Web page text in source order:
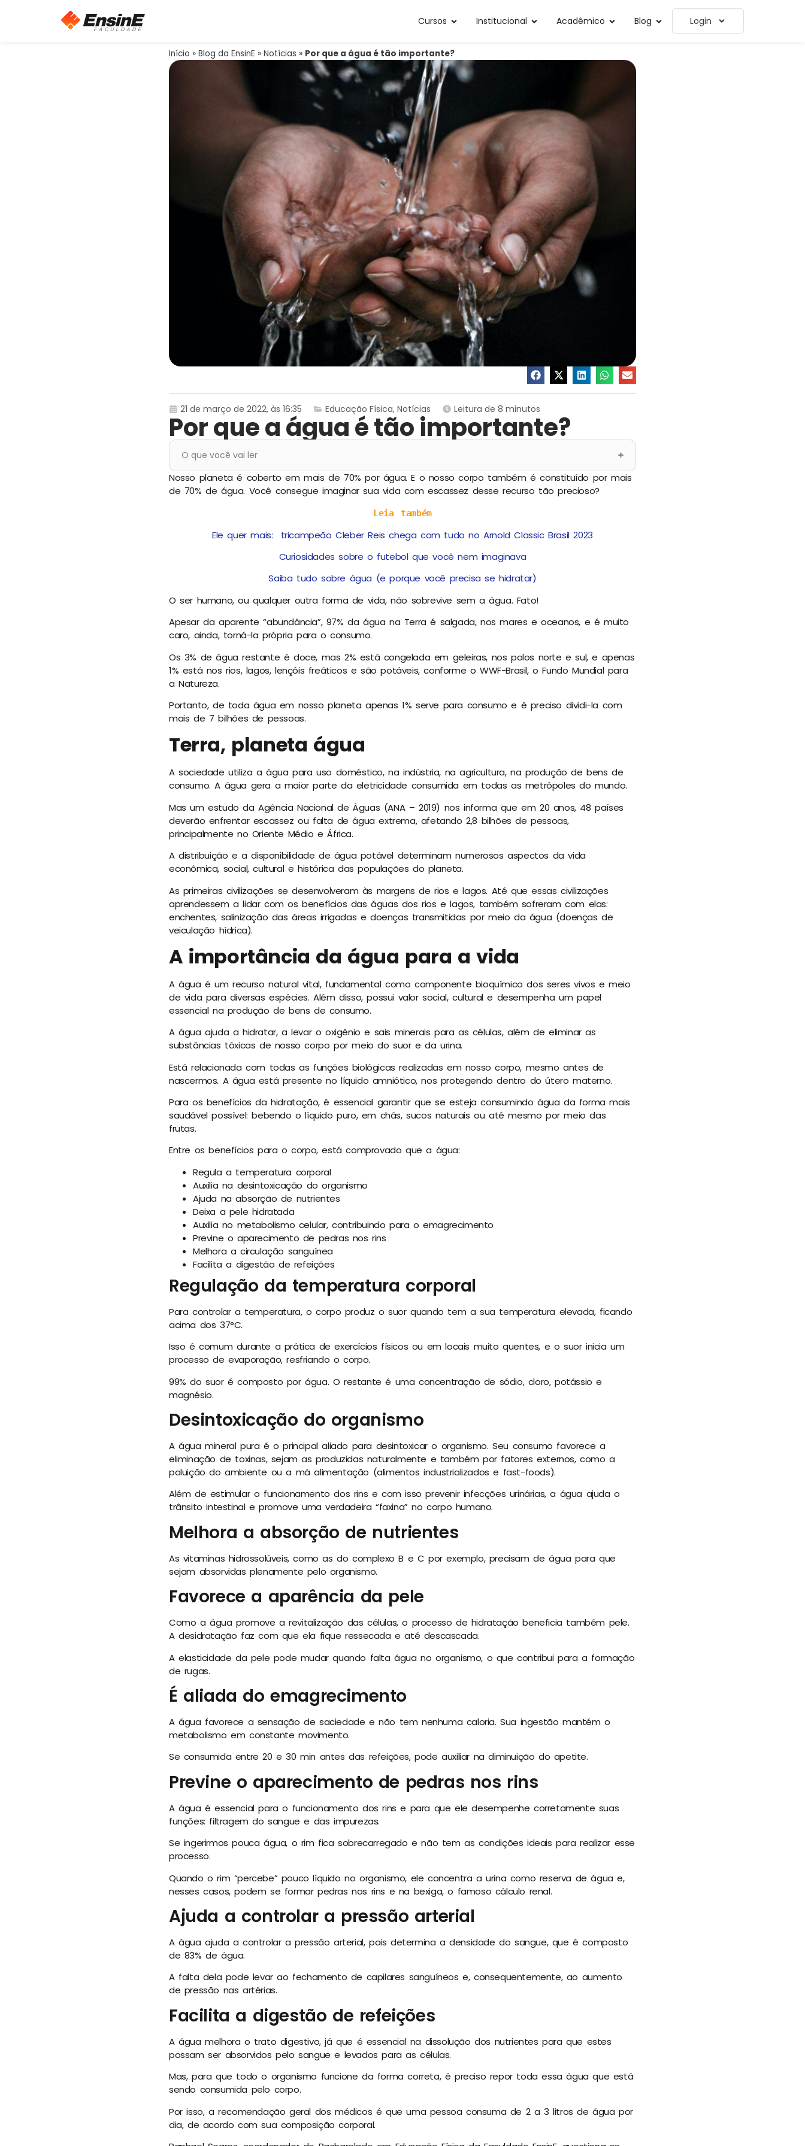
Cursos Institucional Acadêmico Blog Login
Início » Blog da EnsinE » Notícias » Por que a água é tão importante?
21 de março de 2022, às 16:35 Educação Física, Notícias Leitura de 8 minutos
Por que a água é tão importante?
O que você vai ler
Nosso planeta é coberto em mais de 70% por água. E o nosso corpo também é constituído por mais
de 70% de água. Você consegue imaginar sua vida com escassez desse recurso tão precioso?
Leia também
Ele quer mais: tricampeão Cleber Reis chega com tudo no Arnold Classic Brasil 2023
Curiosidades sobre o futebol que você nem imaginava
Saiba tudo sobre água (e porque você precisa se hidratar)
O ser humano, ou qualquer outra forma de vida, não sobrevive sem a água. Fato!
Apesar da aparente “abundância”, 97% da água na Terra é salgada, nos mares e oceanos, e é muito
caro, ainda, torná-la própria para o consumo.
Os 3% de água restante é doce, mas 2% está congelada em geleiras, nos polos norte e sul, e apenas
1% está nos rios, lagos, lençóis freáticos e são potáveis, conforme o WWF-Brasil, o Fundo Mundial para
a Natureza.
Portanto, de toda água em nosso planeta apenas 1% serve para consumo e é preciso dividi-la com
mais de 7 bilhões de pessoas.
Terra, planeta água
A sociedade utiliza a água para uso doméstico, na indústria, na agricultura, na produção de bens de
consumo. A água gera a maior parte da eletricidade consumida em todas as metrópoles do mundo.
Mas um estudo da Agência Nacional de Águas (ANA – 2019) nos informa que em 20 anos, 48 países
deverão enfrentar escassez ou falta de água extrema, afetando 2,8 bilhões de pessoas,
principalmente no Oriente Médio e África.
A distribuição e a disponibilidade de água potável determinam numerosos aspectos da vida
econômica, social, cultural e histórica das populações do planeta.
As primeiras civilizações se desenvolveram às margens de rios e lagos. Até que essas civilizações
aprendessem a lidar com os benefícios das águas dos rios e lagos, também sofreram com elas:
enchentes, salinização das áreas irrigadas e doenças transmitidas por meio da água (doenças de
veiculação hídrica).
A importância da água para a vida
A água é um recurso natural vital, fundamental como componente bioquímico dos seres vivos e meio
de vida para diversas espécies. Além disso, possui valor social, cultural e desempenha um papel
essencial na produção de bens de consumo.
A água ajuda a hidratar, a levar o oxigênio e sais minerais para as células, além de eliminar as
substâncias tóxicas de nosso corpo por meio do suor e da urina.
Está relacionada com todas as funções biológicas realizadas em nosso corpo, mesmo antes de
nascermos. A água está presente no líquido amniótico, nos protegendo dentro do útero materno.
Para os benefícios da hidratação, é essencial garantir que se esteja consumindo água da forma mais
saudável possível: bebendo o líquido puro, em chás, sucos naturais ou até mesmo por meio das
frutas.
Entre os benefícios para o corpo, está comprovado que a água:
Regula a temperatura corporal
Auxilia na desintoxicação do organismo
Ajuda na absorção de nutrientes
Deixa a pele hidratada
Auxilia no metabolismo celular, contribuindo para o emagrecimento
Previne o aparecimento de pedras nos rins
Melhora a circulação sanguínea
Facilita a digestão de refeições
Regulação da temperatura corporal
Para controlar a temperatura, o corpo produz o suor quando tem a sua temperatura elevada, ficando
acima dos 37°C.
Isso é comum durante a prática de exercícios físicos ou em locais muito quentes, e o suor inicia um
processo de evaporação, resfriando o corpo.
99% do suor é composto por água. O restante é uma concentração de sódio, cloro, potássio e
magnésio.
Desintoxicação do organismo
A água mineral pura é o principal aliado para desintoxicar o organismo. Seu consumo favorece a
eliminação de toxinas, sejam as produzidas naturalmente e também por fatores externos, como a
poluição do ambiente ou a má alimentação (alimentos industrializados e fast-foods).
Além de estimular o funcionamento dos rins e com isso prevenir infecções urinárias, a água ajuda o
trânsito intestinal e promove uma verdadeira “faxina” no corpo humano.
Melhora a absorção de nutrientes
As vitaminas hidrossolúveis, como as do complexo B e C por exemplo, precisam de água para que
sejam absorvidas plenamente pelo organismo.
Favorece a aparência da pele
Como a água promove a revitalização das células, o processo de hidratação beneficia também pele.
A desidratação faz com que ela fique ressecada e até descascada.
A elasticidade da pele pode mudar quando falta água no organismo, o que contribui para a formação
de rugas.
É aliada do emagrecimento
A água favorece a sensação de saciedade e não tem nenhuma caloria. Sua ingestão mantém o
metabolismo em constante movimento.
Se consumida entre 20 e 30 min antes das refeições, pode auxiliar na diminuição do apetite.
Previne o aparecimento de pedras nos rins
A água é essencial para o funcionamento dos rins e para que ele desempenhe corretamente suas
funções: filtragem do sangue e das impurezas.
Se ingerirmos pouca água, o rim fica sobrecarregado e não tem as condições ideais para realizar esse
processo.
Quando o rim “percebe” pouco líquido no organismo, ele concentra a urina como reserva de água e,
nesses casos, podem se formar pedras nos rins e na bexiga, o famoso cálculo renal.
Ajuda a controlar a pressão arterial
A água ajuda a controlar a pressão arterial, pois determina a densidade do sangue, que é composto
de 83% de água.
A falta dela pode levar ao fechamento de capilares sanguíneos e, consequentemente, ao aumento
de pressão nas artérias.
Facilita a digestão de refeições
A água melhora o trato digestivo, já que é essencial na dissolução dos nutrientes para que estes
possam ser absorvidos pelo sangue e levados para as células.
Mas, para que todo o organismo funcione da forma correta, é preciso repor toda essa água que está
sendo consumida pelo corpo.
Por isso, a recomendação geral dos médicos é que uma pessoa consuma de 2 a 3 litros de água por
dia, de acordo com sua composição corporal.